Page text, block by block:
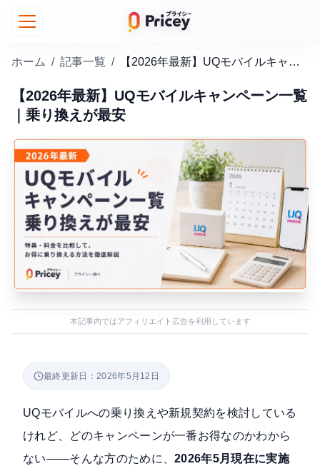
ホーム / 記事一覧 / 【2026年最新】UQモバイルキャンペーン一覧｜乗り換えが最安
【2026年最新】UQモバイルキャンペーン一覧
｜乗り換えが最安
本記事内ではアフィリエイト広告を利用しています
最終更新日：2026年5月12日
UQモバイルへの乗り換えや新規契約を検討している
けれど、どのキャンペーンが一番お得なのかわから
ない——そんな方のために、2026年5月現在に実施